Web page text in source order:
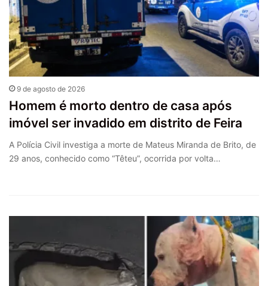
9 de agosto de 2026
Homem é morto dentro de casa após
imóvel ser invadido em distrito de Feira
A Polícia Civil investiga a morte de Mateus Miranda de Brito, de
29 anos, conhecido como “Têteu”, ocorrida por volta…